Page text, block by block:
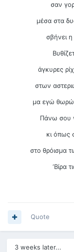
σαν
μέσα στα
σβήνει η
άγκυρες
στων
μα εγώ θωρώ
Πάνω σου
κι όπως
στο θρόισμα
‘Βίρα
Quote
3 weeks later...